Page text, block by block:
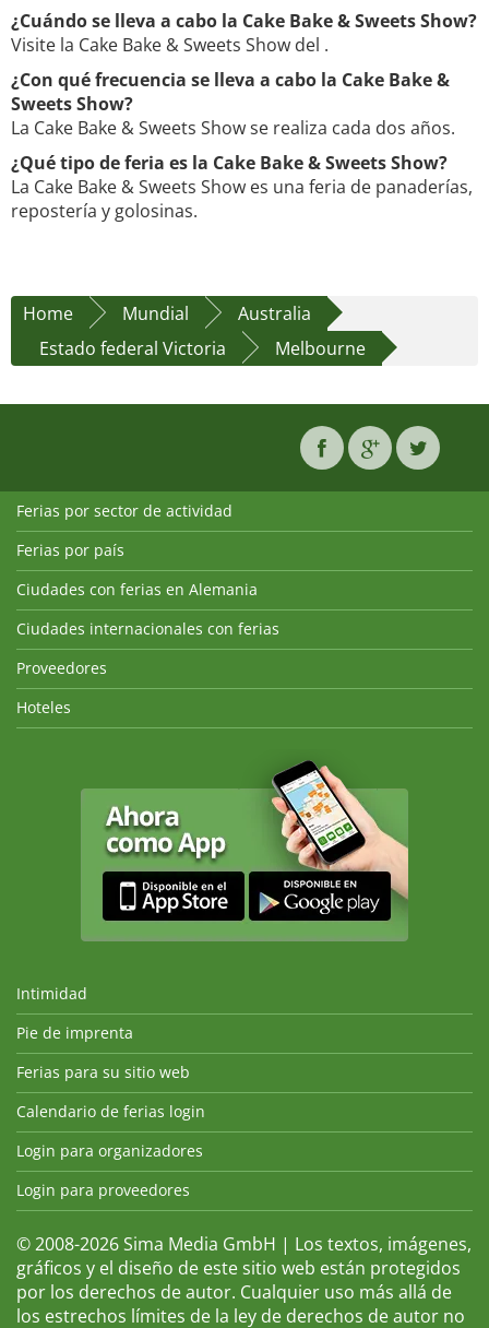
¿Cuándo se lleva a cabo la Cake Bake & Sweets Show?
Visite la Cake Bake & Sweets Show del .
¿Con qué frecuencia se lleva a cabo la Cake Bake &
Sweets Show?
La Cake Bake & Sweets Show se realiza cada dos años.
¿Qué tipo de feria es la Cake Bake & Sweets Show?
La Cake Bake & Sweets Show es una feria de panaderías,
repostería y golosinas.
Home Mundial
Australia
Estado federal Victoria
Melbourne
Ferias por sector de actividad
Ferias por país
Ciudades con ferias en Alemania
Ciudades internacionales con ferias
Proveedores
Hoteles
Intimidad
Pie de imprenta
Ferias para su sitio web
Calendario de ferias login
Login para organizadores
Login para proveedores
© 2008-2026 Sima Media GmbH | Los textos, imágenes,
gráficos y el diseño de este sitio web están protegidos
por los derechos de autor. Cualquier uso más allá de
los estrechos límites de la ley de derechos de autor no